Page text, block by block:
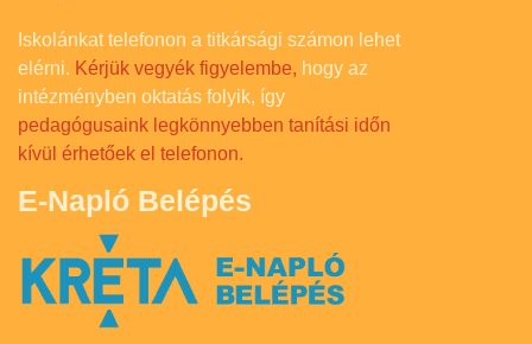
Iskolánkat telefonon a titkársági számon lehet
elérni. Kérjük vegyék figyelembe, hogy az
intézményben oktatás folyik, így
pedagógusaink legkönnyebben tanítási időn
kívül érhetőek el telefonon.
E-Napló Belépés